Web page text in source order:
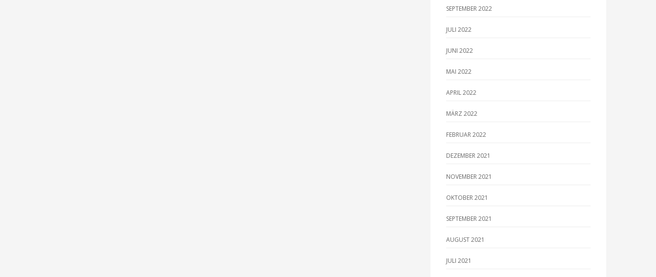
SEPTEMBER 2022
JULI 2022
JUNI 2022
MAI 2022
APRIL 2022
MÄRZ 2022
FEBRUAR 2022
DEZEMBER 2021
NOVEMBER 2021
OKTOBER 2021
SEPTEMBER 2021
AUGUST 2021
JULI 2021